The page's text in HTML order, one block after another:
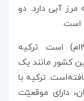
مرز آبی دارد. دو
است.
پهناوری ترکیه ۷۸۳٬۵۶۲ کیلومتر مربع (۳۷ام) است. ترکیه
کشور مانند یک
ترکیه با
دارای موقعیّت